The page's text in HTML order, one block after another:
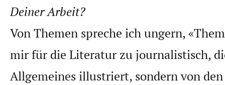
Deiner Arbeit?
Von Themen spreche ich ungern,
mir für die Literatur zu journalistisch,
Allgemeines illustriert, sondern von den